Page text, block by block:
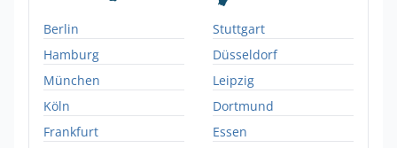
Berlin
Hamburg
München
Köln
Frankfurt
Stuttgart
Düsseldorf
Leipzig
Dortmund
Essen